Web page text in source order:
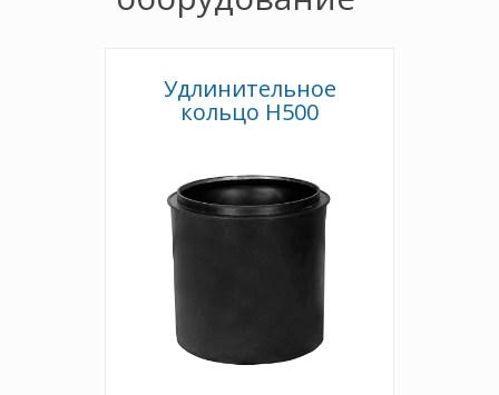
Удлинительное
кольцо Н500